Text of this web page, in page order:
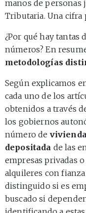
manos de personas
Tributaria. Una cifra
¿Por qué hay tantas
números? En
metodologías
Según explicamos
cada uno de los
obtenidos a través
los gobiernos
número de
depositada de las
empresas privadas
alquileres con
distinguido si es
buscado si